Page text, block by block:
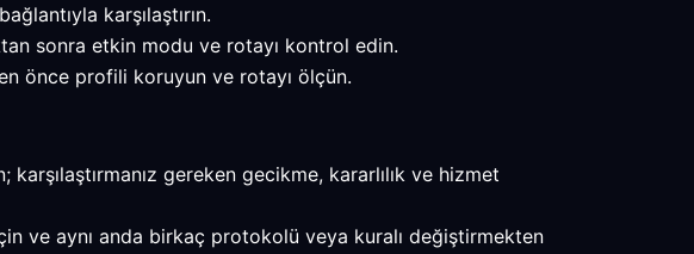
karşılaştırın.
sonra etkin modu ve rotayı kontrol edin.
önce profili koruyun ve rotayı ölçün.
gereken gecikme, kararlılık ve hizmet
ve aynı anda birkaç protokolü veya kuralı değiştirmekten